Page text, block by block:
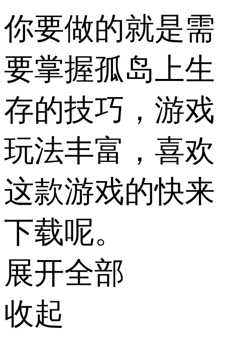
你要做的就是需
要掌握孤岛上生
存的技巧，游戏
玩法丰富，喜欢
这款游戏的快来
下载呢。
展开全部
收起